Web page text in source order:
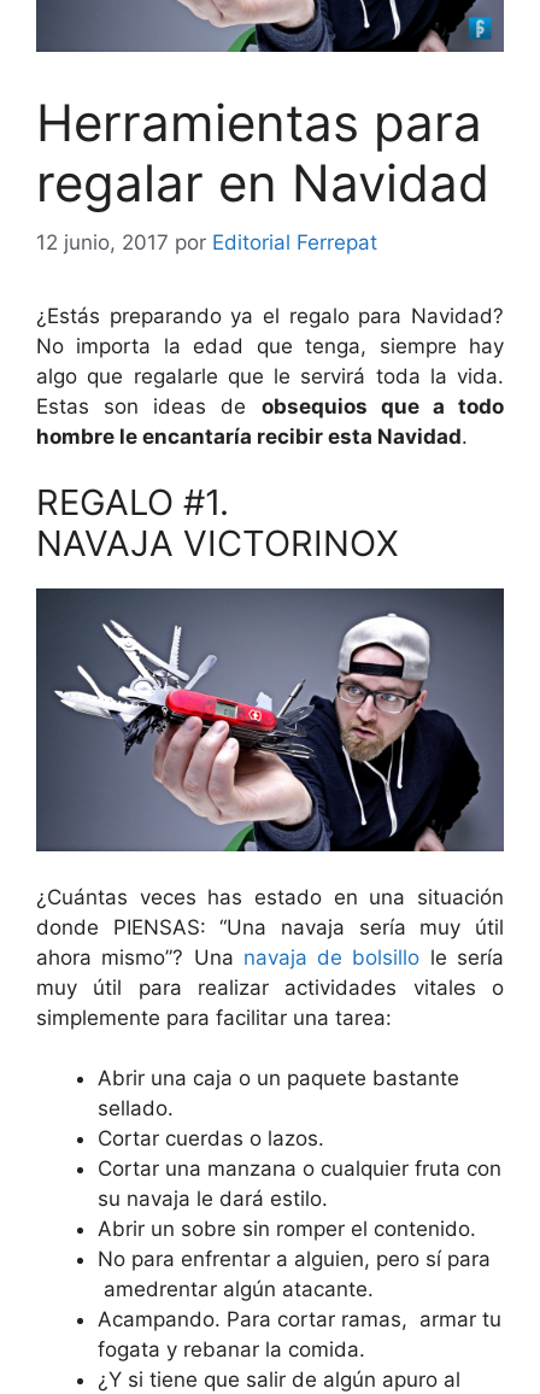
Herramientas para
regalar en Navidad
12 junio, 2017 por Editorial Ferrepat
¿Estás preparando ya el regalo para Navidad?
No importa la edad que tenga, siempre hay
algo que regalarle que le servirá toda la vida.
Estas son ideas de obsequios que a todo
hombre le encantaría recibir esta Navidad.
REGALO #1.
NAVAJA VICTORINOX
¿Cuántas veces has estado en una situación
donde PIENSAS: “Una navaja sería muy útil
ahora mismo”? Una navaja de bolsillo le sería
muy útil para realizar actividades vitales o
simplemente para facilitar una tarea:
Abrir una caja o un paquete bastante
sellado.
Cortar cuerdas o lazos.
Cortar una manzana o cualquier fruta con
su navaja le dará estilo.
Abrir un sobre sin romper el contenido.
No para enfrentar a alguien, pero sí para
amedrentar algún atacante.
Acampando. Para cortar ramas, armar tu
fogata y rebanar la comida.
¿Y si tiene que salir de algún apuro al